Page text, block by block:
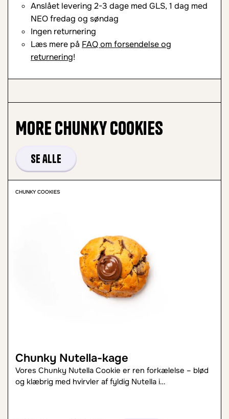
Anslået levering 2-3 dage med GLS, 1 dag med
NEO fredag og søndag
Ingen returnering
Læs mere på FAQ om forsendelse og
returnering!
MoreChunky Cookies
Se alle
CHUNKY COOKIES
Chunky Nutella-kage
Vores Chunky Nutella Cookie er ren forkælelse – blød
og klæbrig med hvirvler af fyldig Nutella i…